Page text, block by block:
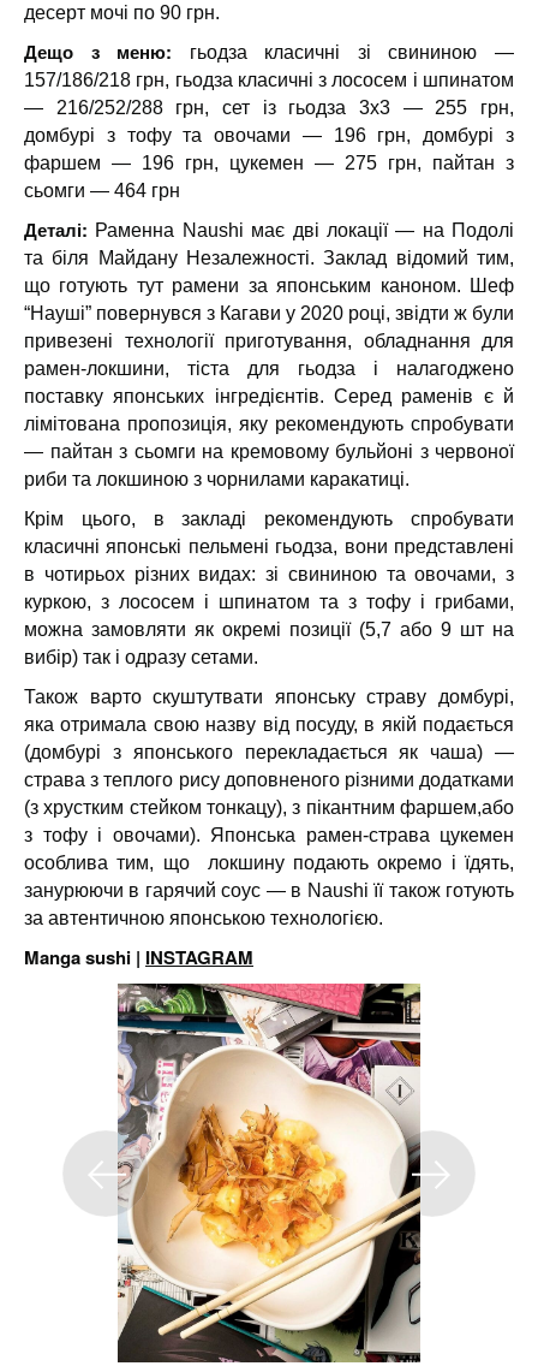
десерт мочі по 90 грн.
Дещо з меню:
гьодза класичні зі свининою —
157/186/218 грн, гьодза класичні з лососем і шпинатом
— 216/252/288 грн, сет із гьодза 3х3 — 255 грн,
домбурі з тофу та овочами — 196 грн, домбурі з
фаршем — 196 грн, цукемен — 275 грн, пайтан з
сьомги — 464 грн
Деталі: Раменна Naushi має дві локації — на Подолі
та біля Майдану Незалежності. Заклад відомий тим,
що готують тут рамени за японським каноном. Шеф
“Науші” повернувся з Кагави у 2020 році, звідти ж були
привезені технології приготування, обладнання для
рамен-локшини, тіста для гьодза і налагоджено
поставку японських інгредієнтів. Серед раменів є й
лімітована пропозиція, яку рекомендують спробувати
— пайтан з сьомги на кремовому бульйоні з червоної
риби та локшиною з чорнилами каракатиці.
Крім цього, в закладі рекомендують спробувати
класичні японські пельмені гьодза, вони представлені
в чотирьох різних видах: зі свининою та овочами, з
куркою, з лососем і шпинатом та з тофу і грибами,
можна замовляти як окремі позиції (5,7 або 9 шт на
вибір) так і одразу сетами.
Також варто скуштутвати японську страву домбурі,
яка отримала свою назву від посуду, в якій подається
(домбурі з японського перекладається як чаша) —
страва з теплого рису доповненого різними додатками
(з хрустким стейком тонкацу), з пікантним фаршем,або
з тофу і овочами). Японська рамен-страва цукемен
особлива тим, що локшину подають окремо і їдять,
занурюючи в гарячий соус — в Naushi її також готують
за автентичною японською технологією.
Manga sushi | INSTAGRAM